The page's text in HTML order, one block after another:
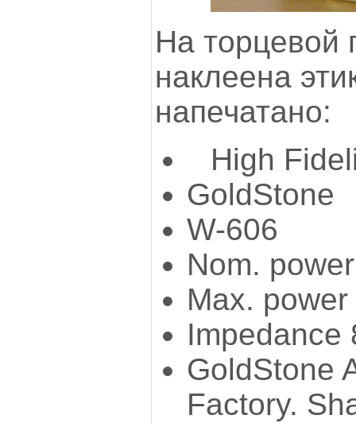
На торцевой
наклеена
напечатано:
High
GoldStone
W-606
Nom.
Max.
Impedance
GoldStone
Factory.